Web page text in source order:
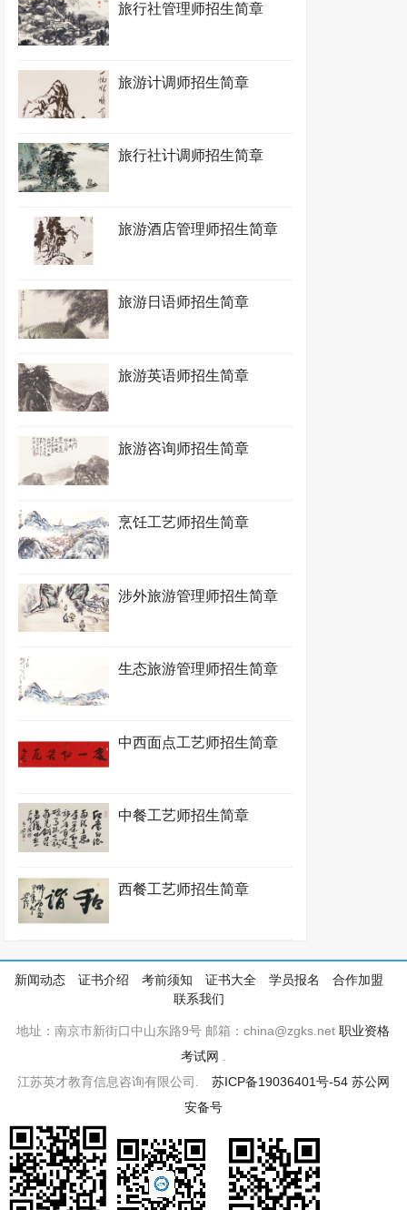
旅行社管理师招生简章
旅游计调师招生简章
旅行社计调师招生简章
旅游酒店管理师招生简章
旅游日语师招生简章
旅游英语师招生简章
旅游咨询师招生简章
烹饪工艺师招生简章
涉外旅游管理师招生简章
生态旅游管理师招生简章
中西面点工艺师招生简章
中餐工艺师招生简章
西餐工艺师招生简章
新闻动态 证书介绍 考前须知 证书大全 学员报名
合作加盟
联系我们
地址：南京市新街口中山东路9号 邮箱：china@zgks.net职业资格
考试网 .
江苏英才教育信息咨询有限公司. 苏ICP备19036401号-54 苏公网
安备号